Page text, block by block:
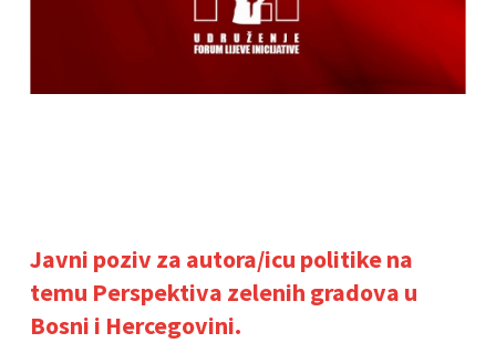
Javni poziv za autora/icu politike na
temu Perspektiva zelenih gradova u
Bosni i Hercegovini.